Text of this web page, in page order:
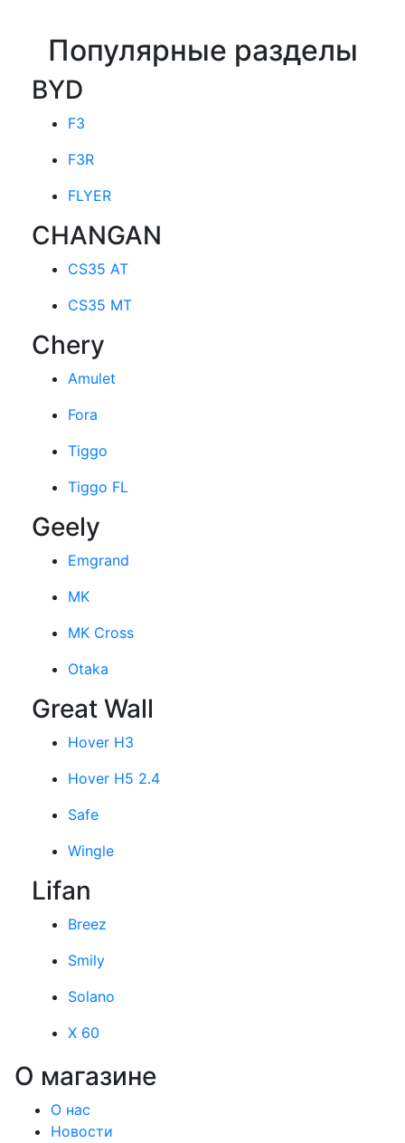
Популярные разделы
BYD
F3
F3R
FLYER
CHANGAN
CS35 AT
CS35 MT
Chery
Amulet
Fora
Tiggo
Tiggo FL
Geely
Emgrand
MK
MK Cross
Otaka
Great Wall
Hover H3
Hover H5 2.4
Safe
Wingle
Lifan
Breez
Smily
Solano
X 60
О магазине
О нас
Новости